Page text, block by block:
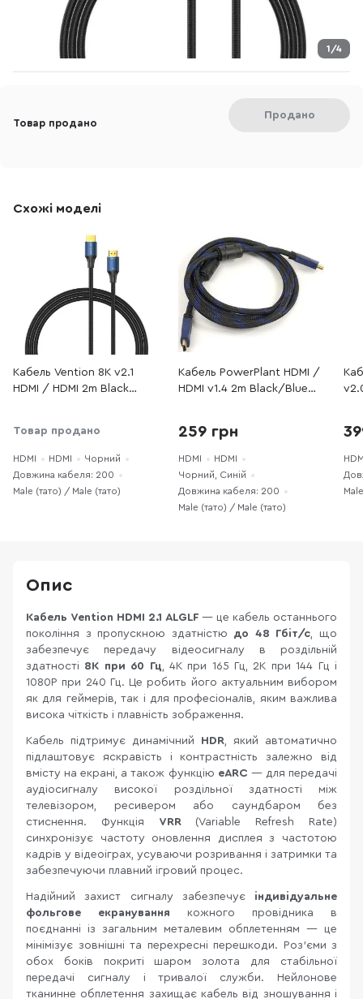
1/4
Товар продано
Продано
Схожі моделі
Кабель Vention 8K v2.1
HDMI / HDMI 2m Black
Товар продано
HDMI HDMI
Чорний
Довжина кабеля: 200
Male (тато) / Male (тато)
Кабель PowerPlant HDMI /
HDMI v1.4 2m Black/Blue
259 грн
HDMI
HDMI
Чорний, Синій
Довжина кабеля: 200
Male (тато) / Male (тато)
Опис
Кабель Vention HDMI 2.1 ALGLF— це кабель останнього
покоління з пропускною здатністю до 48 Гбіт/с, що
забезпечує передачу відеосигналу в роздільній
здатності 8K при 60 Гц, 4K при 165 Гц, 2K при 144 Гц і
1080P при 240 Гц. Це робить його актуальним вибором
як для геймерів, так і для професіоналів, яким важлива
висока чіткість і плавність зображення.
Кабель підтримує динамічний HDR, який автоматично
підлаштовує яскравість і контрастність залежно від
вмісту на екрані, а також функцію eARC — для передачі
аудіосигналу високої роздільної здатності між
телевізором, ресивером або саундбаром без
стиснення. Функція VRR (Variable Refresh Rate)
синхронізує частоту оновлення дисплея з частотою
кадрів у відеоіграх, усуваючи розривання і затримки та
забезпечуючи плавний ігровий процес.
Надійний захист сигналу забезпечує індивідуальне
фольгове екранування кожного провідника в
поєднанні із загальним металевим обплетенням — це
мінімізує зовнішні та перехресні перешкоди. Роз'єми з
обох боків покриті шаром золота для стабільної
передачі сигналу і тривалої служби. Нейлонове
тканинне обплетення захищає кабель від зношування і